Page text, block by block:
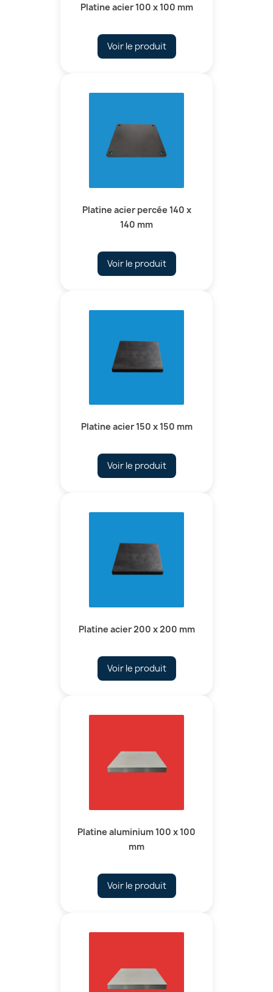
Platine acier 100 x 100 mm
Voir le produit
Platine acier percée 140 x
140 mm
Voir le produit
Platine acier 150 x 150 mm
Voir le produit
Platine acier 200 x 200 mm
Voir le produit
Platine aluminium 100 x 100
mm
Voir le produit